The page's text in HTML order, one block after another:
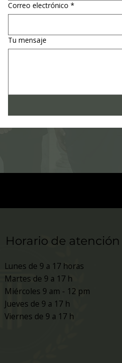
Correo electrónico *
Tu mensaje
Horario de atención
Lunes de 9 a 17 horas
Martes de 9 a 17 h
Miércoles 9 am - 12 pm
Jueves de 9 a 17 h
Viernes de 9 a 17 h